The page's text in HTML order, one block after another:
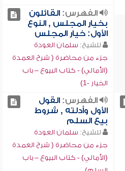
الفهرس:القائلون
بخيار المجلس , النوع
الأول: خيار المجلس
للشيخ: سلمان العودة
جزء من محاضرة ( شرح العمدة
(الأمالي) - كتاب البيوع – باب
الخيار -1)
الفهرس:القول
الأول وأدلته , شروط
بيع السلم
للشيخ: سلمان العودة
جزء من محاضرة ( شرح العمدة
(الأمالي) - كتاب البيوع – باب